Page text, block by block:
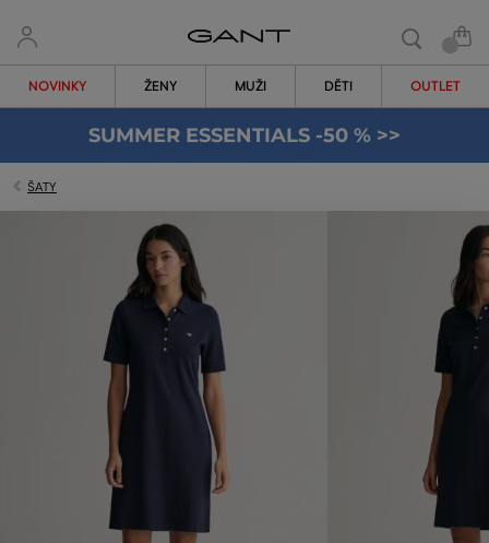
NOVINKY ŽENY MUŽI DĚTI OUTLET
SUMMER ESSENTIALS -50 % >>
ŠATY